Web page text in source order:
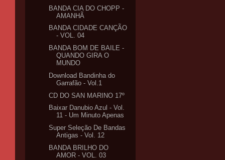
BANDA CIA DO CHOPP -
AMANHÃ
BANDA CIDADE CANÇÃO
- VOL. 04
BANDA BOM DE BAILE -
QUANDO GIRA O
MUNDO
Download Bandinha do
Garrafão - Vol.1
CD DO SAN MARINO 17º
Baixar Danubio Azul - Vol.
11 - Um Minuto Apenas
Super Seleção De Bandas
Antigas - Vol. 12
BANDA BRILHO DO
AMOR - VOL. 03